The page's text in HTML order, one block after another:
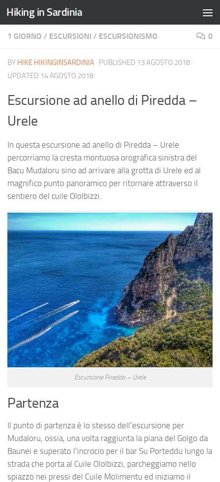
Hiking in Sardinia
1 GIORNO / ESCURSIONI / ESCURSIONISMO 0
BY HIKE HIKINGINSARDINIA · PUBLISHED 13 AGOSTO 2018 ·
UPDATED 14 AGOSTO 2018
Escursione ad anello di Piredda –
Urele
In questa escursione ad anello di Piredda – Urele
percorriamo la cresta montuosa orografica sinistra del
Bacu Mudaloru sino ad arrivare alla grotta di Urele ed al
magnifico punto panoramico per ritornare attraverso il
sentiero del cuile Ololbizzi.
Escursione Piredda – Urele
Partenza
Il punto di partenza è lo stesso dell’escursione per
Mudaloru, ossia, una volta raggiunta la piana del Golgo da
Baunei e superato l’incrocio per il bar Su Porteddu lungo la
strada che porta al Cuile Ololbizzi, parcheggiamo nello
spiazzo nei pressi del Cuile Molimentu ed iniziamo il